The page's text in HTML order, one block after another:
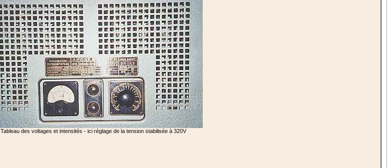
Tableau des voltages et intensités - ici réglage de la tension stabilisée à 320V